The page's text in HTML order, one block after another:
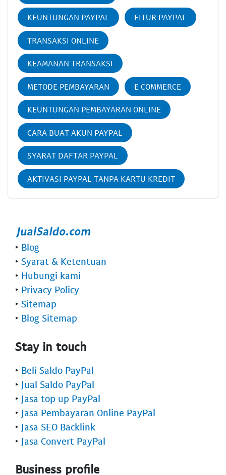
KEUNTUNGAN PAYPAL FITUR PAYPAL
TRANSAKSI ONLINE
KEAMANAN TRANSAKSI
METODE PEMBAYARAN E COMMERCE
KEUNTUNGAN PEMBAYARAN ONLINE
CARA BUAT AKUN PAYPAL
SYARAT DAFTAR PAYPAL
AKTIVASI PAYPAL TANPA KARTU KREDIT
‣ Blog
‣ Syarat & Ketentuan
‣ Hubungi kami
‣ Privacy Policy
‣ Sitemap
‣ Blog Sitemap
Stay in touch
‣ Beli Saldo PayPal
‣ Jual Saldo PayPal
‣ Jasa top up PayPal
‣ Jasa Pembayaran Online PayPal
‣ Jasa SEO Backlink
‣ Jasa Convert PayPal
Business profile